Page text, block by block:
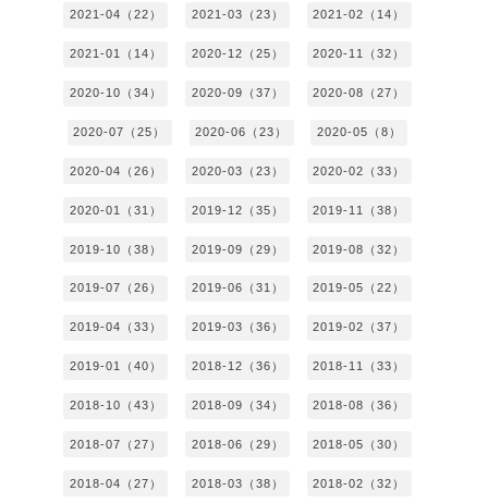
2021-04（22） 2021-03（23） 2021-02（14）
2021-01（14） 2020-12（25） 2020-11（32）
2020-10（34） 2020-09（37） 2020-08（27）
2020-07（25） 2020-06（23） 2020-05（8）
2020-04（26） 2020-03（23） 2020-02（33）
2020-01（31） 2019-12（35） 2019-11（38）
2019-10（38） 2019-09（29） 2019-08（32）
2019-07（26） 2019-06（31） 2019-05（22）
2019-04（33） 2019-03（36） 2019-02（37）
2019-01（40） 2018-12（36） 2018-11（33）
2018-10（43） 2018-09（34） 2018-08（36）
2018-07（27） 2018-06（29） 2018-05（30）
2018-04（27） 2018-03（38） 2018-02（32）